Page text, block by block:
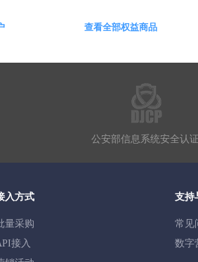
查看全部权益商品
公安部信息系统安全认证
入方式
量采购
接入
支持
常见
数字